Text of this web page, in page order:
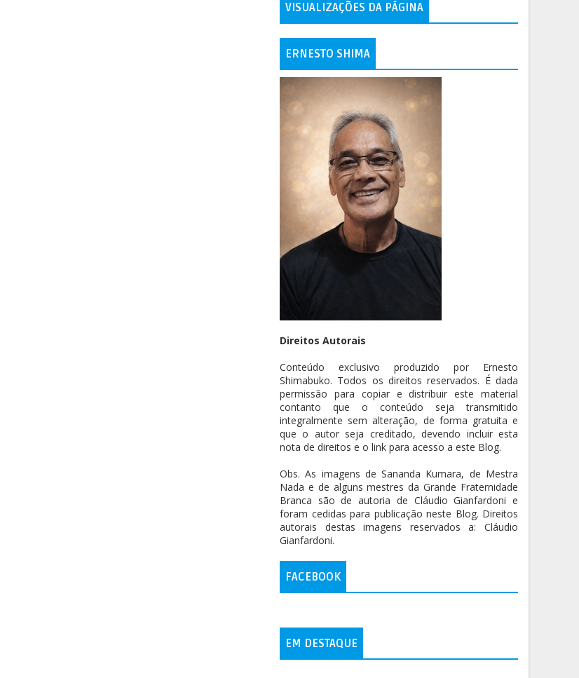
VISUALIZAÇÕES DA PÁGINA
ERNESTO SHIMA
Direitos Autorais
Conteúdo exclusivo produzido por Ernesto
Shimabuko. Todos os direitos reservados. É dada
permissão para copiar e distribuir este material
contanto que o conteúdo seja transmitido
integralmente sem alteração, de forma gratuita e
que o autor seja creditado, devendo incluir esta
nota de direitos e o link para acesso a este Blog.
Obs. As imagens de Sananda Kumara, de Mestra
Nada e de alguns mestres da Grande Fraternidade
Branca são de autoria de Cláudio Gianfardoni e
foram cedidas para publicação neste Blog. Direitos
autorais destas imagens reservados a: Cláudio
Gianfardoni.
FACEBOOK
EM DESTAQUE